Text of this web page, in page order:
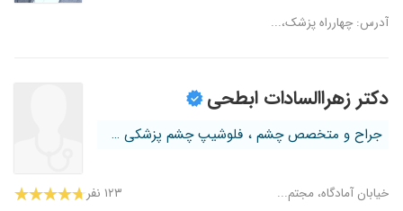
آدرس: چهارراه پزشک،...
دکتر زهراالسادات ابطحی
جراح و متخصص چشم ، فلوشیپ چشم پزشکی ک...
خیابان آمادگاه، مجتم... ۱۲۳ نفر